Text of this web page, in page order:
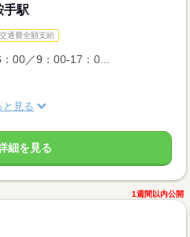
手駅
交通費全額支給
：00／9：00-17：0...
と見る
細を見る
1週間以内公開